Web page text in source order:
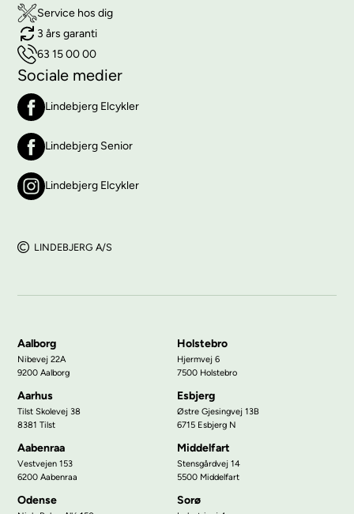
Service hos dig
3 års garanti
63 15 00 00
Sociale medier
Lindebjerg Elcykler
Lindebjerg Senior
Lindebjerg Elcykler
LINDEBJERG A/S
Aalborg
Nibevej 22A
9200 Aalborg
Holstebro
Hjermvej 6
7500 Holstebro
Aarhus
Tilst Skolevej 38
8381 Tilst
Esbjerg
Østre Gjesingvej 13B
6715 Esbjerg N
Aabenraa
Vestvejen 153
6200 Aabenraa
Middelfart
Stensgårdvej 14
5500 Middelfart
Odense Sorø